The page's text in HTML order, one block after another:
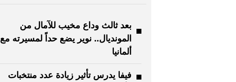
بعد ثالث وداع مخيب للآمال من
المونديال.. نوير يضع حداً لمسيرته مع
ألمانيا
فيفا يدرس تأثير زيادة عدد منتخبات